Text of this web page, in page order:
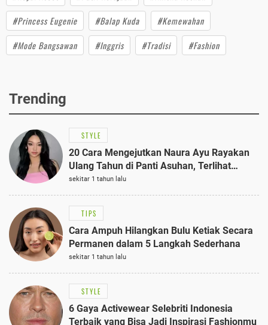
#Princess Eugenie
#Balap Kuda
#Kemewahan
#Mode Bangsawan
#Inggris #Tradisi #Fashion
Trending
STYLE
20 Cara Mengejutkan Naura Ayu Rayakan
Ulang Tahun di Panti Asuhan, Terlihat
Anggun dengan Kaftan Cokelat
sekitar 1 tahun lalu
TIPS
Cara Ampuh Hilangkan Bulu Ketiak Secara
Permanen dalam 5 Langkah Sederhana
sekitar 1 tahun lalu
STYLE
6 Gaya Activewear Selebriti Indonesia
Terbaik yang Bisa Jadi Inspirasi Fashionmu